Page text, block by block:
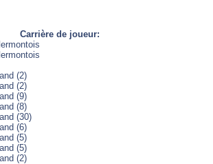
Carrière de joueur:
(2)
(2)
(9)
(8)
(30)
(6)
(5)
(5)
(2)